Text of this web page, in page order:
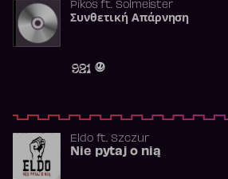
Pikosft. Solmeister
Συνθετική Απάρνηση
921
Eldoft. Szczur
Nie pytaj o nią